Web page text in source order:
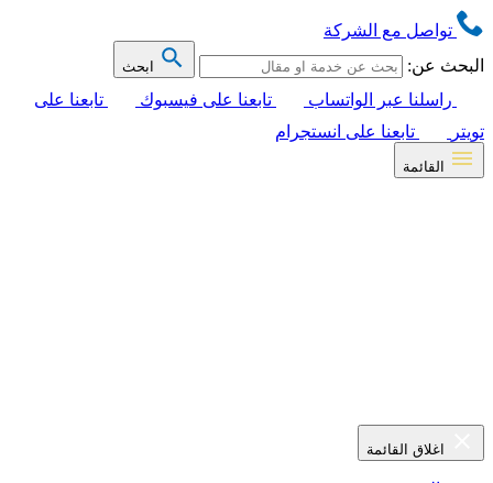
تواصل مع الشركة
البحث عن:
ابحث
راسلنا عبر الواتساب تابعنا على فيسبوك
تابعنا على
تويتر
تابعنا على انستجرام
القائمة
اغلاق القائمة